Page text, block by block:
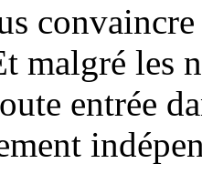
malgré les
entrée